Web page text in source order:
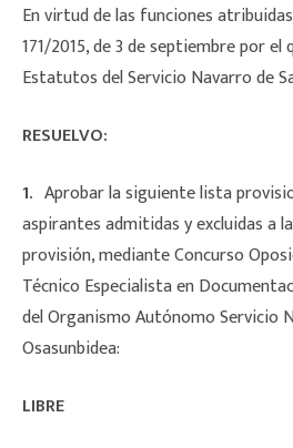
En virtud de las funciones
171/2015, de 3 de septiembre por el
Estatutos del Servicio Navarro de
RESUELVO:
1.º Aprobar la siguiente lista
aspirantes admitidas y excluidas a
provisión, mediante Concurso
Técnico Especialista en
del Organismo Autónomo Servicio
Osasunbidea:
LIBRE